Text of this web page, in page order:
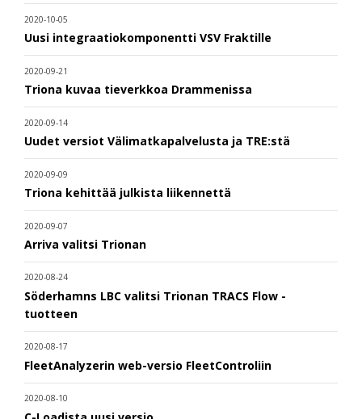
2020-10-05
Uusi integraatiokomponentti VSV Fraktille
2020-09-21
Triona kuvaa tieverkkoa Drammenissa
2020-09-14
Uudet versiot Välimatkapalvelusta ja TRE:stä
2020-09-09
Triona kehittää julkista liikennettä
2020-09-07
Arriva valitsi Trionan
2020-08-24
Söderhamns LBC valitsi Trionan TRACS Flow -
tuotteen
2020-08-17
FleetAnalyzerin web-versio FleetControliin
2020-08-10